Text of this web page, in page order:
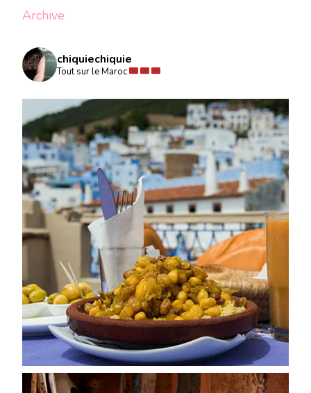
Archive
chiquiechiquie
Tout sur le Maroc